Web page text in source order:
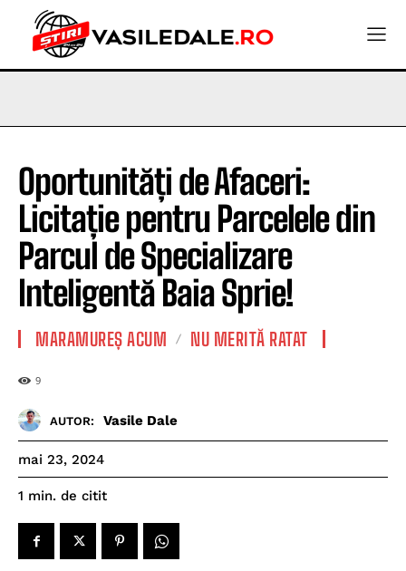
Oportunități de Afaceri:
Licitație pentru Parcelele din
Parcul de Specializare
Inteligentă Baia Sprie!
MARAMUREȘ ACUM NU MERITĂ RATAT
9
AUTOR: Vasile Dale
mai 23, 2024
1 min. de citit